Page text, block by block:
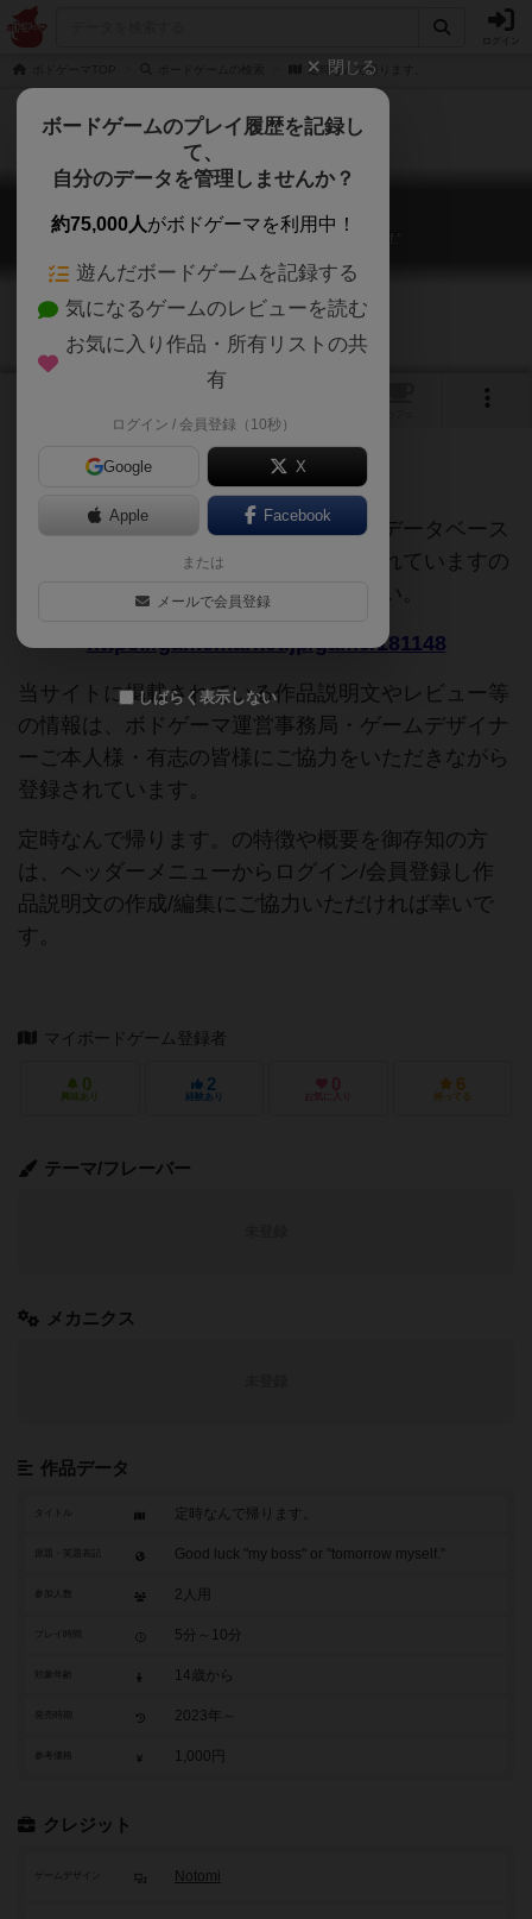
定時なんで帰ります。
定時なんで帰ります。
Good luck "my boss" or "tomorrow myself."
ご協力ください
このページは情報が不足しています。データベース
追加申請時に以下の参考URLが入力されていますの
で、よろしければこちらもご覧ください。
https://gamemarket.jp/game/181148
当サイトに掲載されている作品説明文やレビュー等
の情報は、ボドゲーマ運営事務局・ゲームデザイナ
ーご本人様・有志の皆様にご協力をいただきながら
登録されています。
定時なんで帰ります。の特徴や概要を御存知の方
は、ヘッダーメニューからログイン/会員登録し作
品説明文の作成/編集にご協力いただければ幸いで
す。
マイボードゲーム登録者
0
興味あり
2
経験あり
0
お気に入り
6
持ってる
テーマ/フレーバー
メカニクス
作品データ
タイトル 定時なんで帰ります。
Good luck "my boss" or "tomorrow myself."
参加人数 2人用
5分～10分
14歳から
2023年～
参考価格 1,000円
クレジット
ゲームデザイン Notomi
閉じる
ボードゲームのプレイ履歴を記録し
て、
自分のデータを管理しませんか？
約75,000人がボドゲーマを利用中！
遊んだボードゲームを記録する
気になるゲームのレビューを読む
お気に入り作品・所有リストの共
有
ログイン / 会員登録（10秒）
Google X
Apple Facebook
または
メールで会員登録
しばらく表示しない